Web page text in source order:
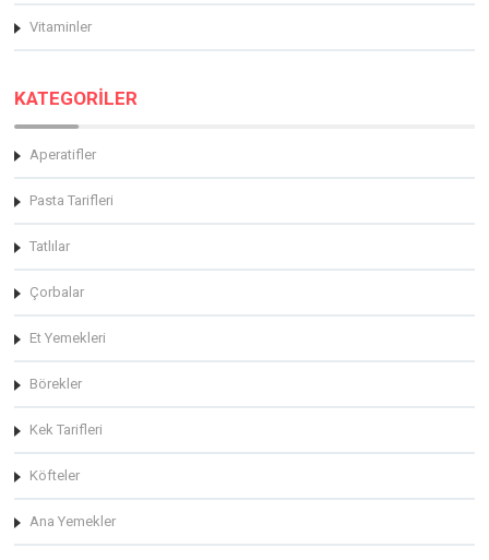
Vitaminler
KATEGORİLER
Aperatifler
Pasta Tarifleri
Tatlılar
Çorbalar
Et Yemekleri
Börekler
Kek Tarifleri
Köfteler
Ana Yemekler